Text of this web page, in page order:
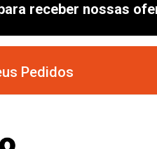
receber nossas
Pedidos